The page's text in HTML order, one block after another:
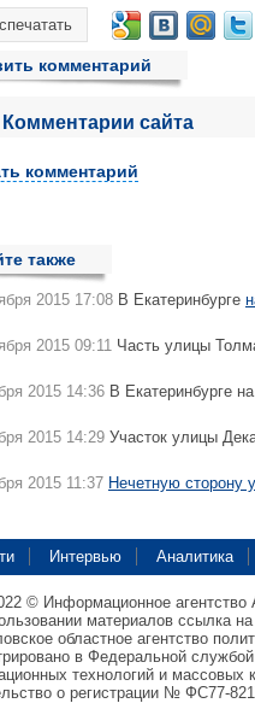
комментарий
Комментарии сайта
комментарий
также
2015 17:08 В Екатеринбурге
2015 09:11 Часть улицы
2015 14:36 В Екатеринбурге
2015 14:29 Участок улицы
2015 11:37 Нечетную сторону
Интервью Аналитика
© Информационное
материалов ссылка
областное агентство
в Федеральной
технологий и массовых
о регистрации № ФС77-